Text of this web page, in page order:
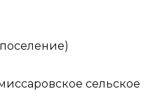
сельское